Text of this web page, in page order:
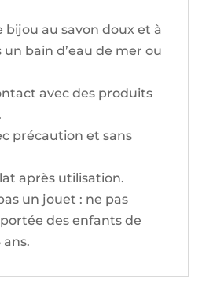
bijou au savon doux et à
un bain d’eau de mer ou
avec des produits
précaution et sans
après utilisation.
un jouet : ne pas
portée des enfants de
ans.